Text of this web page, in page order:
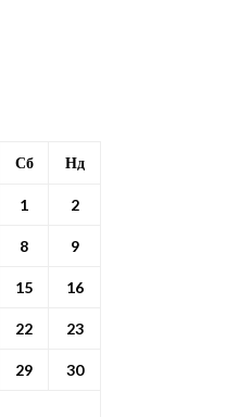
Сб Нд
1 2
8 9
15 16
22 23
29 30